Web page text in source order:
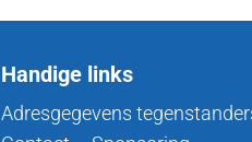
Handige links
Adresgegevens